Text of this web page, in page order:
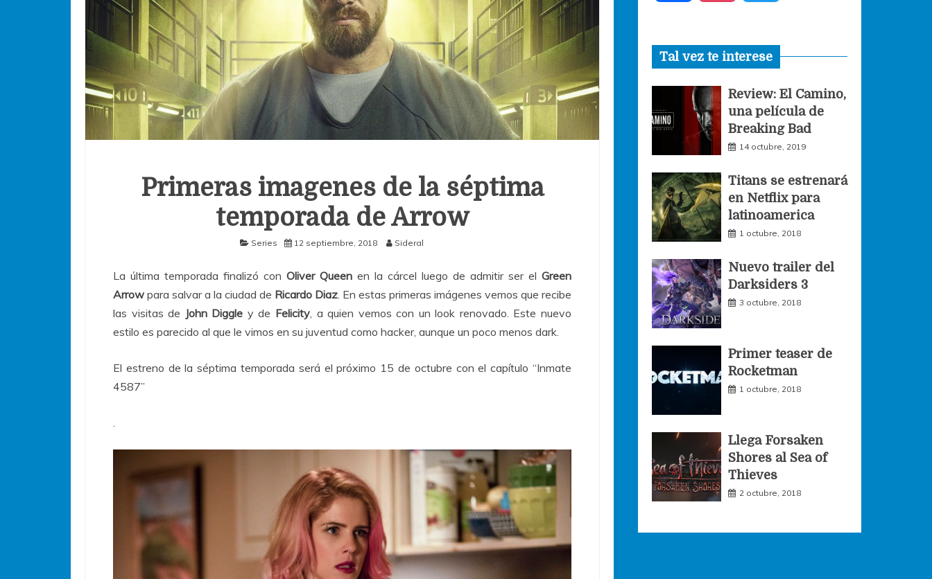
Primeras imagenes de la séptima
temporada de Arrow
Series 12 septiembre, 2018 Sideral
La última temporada finalizó con Oliver Queen en la cárcel luego de admitir ser el Green
Arrow para salvar a la ciudad de Ricardo Diaz . En estas primeras imágenes vemos que recibe
las visitas de John Diggle y de Felicity, a quien vemos con un look renovado. Este nuevo
estilo es parecido al que le vimos en su juventud como hacker, aunque un poco menos dark.
El estreno de la séptima temporada será el próximo 15 de octubre con el capítulo “Inmate
4587”
c
e
b
o
o
s
t
a
g
r
m
i
t
t
r
Tal vez te interese
Review: El Camino,
una película de
Breaking Bad
14 octubre, 2019
Titans se estrenará
en Netflix para
latinoamerica
1 octubre, 2018
Nuevo trailer del
Darksiders 3
3 octubre, 2018
Primer teaser de
Rocketman
1 octubre, 2018
Llega Forsaken
Shores al Sea of
Thieves
2 octubre, 2018